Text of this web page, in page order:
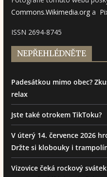
Commons.Wikimedia.orga
ISSN 2694-8745
NEPŘEHLÉDNĚTE
Padesátkou mimo obec?
relax
Jste také otrokem TikToku?
V úterý 14. července 2026
Držte si klobouky i
Vizovice čeká rockový